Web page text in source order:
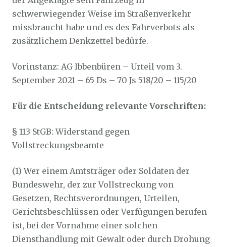
schwerwiegender Weise im Straßenverkehr
missbraucht habe und es des Fahrverbots als
zusätzlichem Denkzettel bedürfe.
Vorinstanz: AG Ibbenbüren – Urteil vom 3.
September 2021 – 65 Ds – 70 Js 518/20 – 115/20
Für die Entscheidung relevante Vorschriften:
§ 113 StGB: Widerstand gegen
Vollstreckungsbeamte
(1) Wer einem Amtsträger oder Soldaten der
Bundeswehr, der zur Vollstreckung von
Gesetzen, Rechtsverordnungen, Urteilen,
Gerichtsbeschlüssen oder Verfügungen berufen
ist, bei der Vornahme einer solchen
Diensthandlung mit Gewalt oder durch Drohung